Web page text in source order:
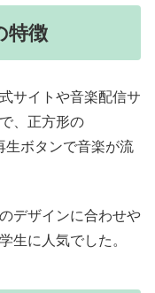
特徴
サイトや音楽配信サ
、正方形の
生ボタンで音楽が流
デザインに合わせや
生に人気でした。